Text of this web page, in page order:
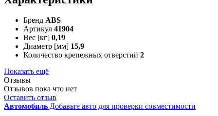
Бренд ABS
Артикул 41904
Вес [кг] 0,19
Диаметр [мм] 15,9
Количество крепежных отверстий 2
Показать ещё
Отзывы
Отзывов пока что нет
Оставить отзыв
Автомобиль Добавьте авто для проверки совместимости